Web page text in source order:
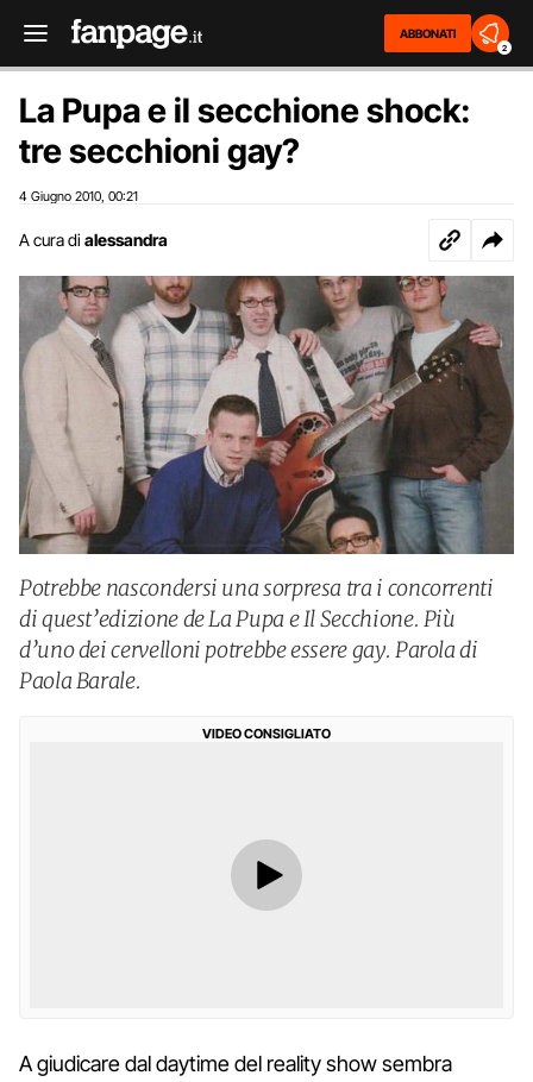
ABBONATI
2
La Pupa e il secchione shock:
tre secchioni gay?
4 Giugno 2010 00:21
A cura di alessandra
Potrebbe nascondersi una sorpresa tra i concorrenti
di quest’edizione de La Pupa e Il Secchione. Più
d’uno dei cervelloni potrebbe essere gay. Parola di
Paola Barale.
VIDEO CONSIGLIATO
A giudicare dal daytime del reality show sembra